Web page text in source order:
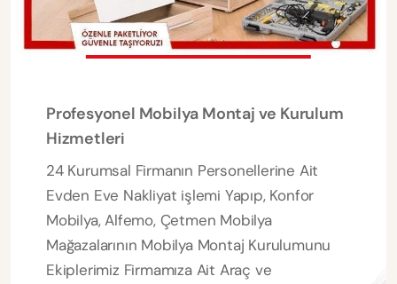
Profesyonel Mobilya Montaj ve Kurulum
Hizmetleri
24 Kurumsal Firmanın Personellerine Ait
Evden Eve Nakliyat işlemi Yapıp, Konfor
Mobilya, Alfemo, Çetmen Mobilya
Mağazalarının Mobilya Montaj Kurulumunu
Ekiplerimiz Firmamıza Ait Araç ve